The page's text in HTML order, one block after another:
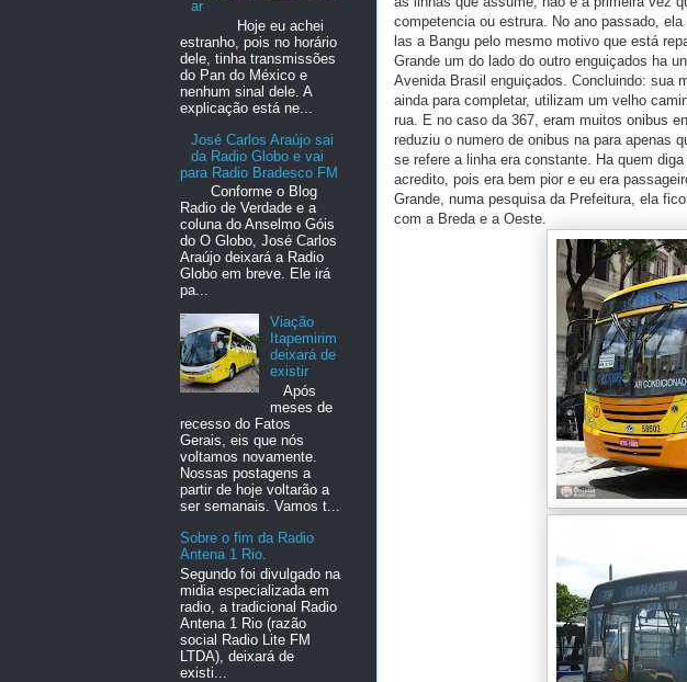
competencia ou estrura. No ano passado,
las a Bangu pelo mesmo motivo que está
Grande um do lado do outro enguiçados ha
Avenida Brasil enguiçados. Concluindo: sua
ainda para completar, utilizam um velho
rua. E no caso da 367, eram muitos onibus
reduziu o numero de onibus na para apenas
se refere a linha era constante. Ha quem
acredito, pois era bem pior e eu era
Grande, numa pesquisa da Prefeitura, ela
com a Breda e a Oeste.
ar
Hoje eu achei
estranho, pois no horário
dele, tinha transmissões
do Pan do México e
nenhum sinal dele. A
explicação está ne...
José Carlos Araújo sai
da Radio Globo e vai
para Radio Bradesco FM
Conforme o Blog
Radio de Verdade e a
coluna do Anselmo Góis
do O Globo, José Carlos
Araújo deixará a Radio
Globo em breve. Ele irá
pa...
Viação
Itapemirim
deixará de
existir
Após
meses de
recesso do Fatos
Gerais, eis que nós
voltamos novamente.
Nossas postagens a
partir de hoje voltarão a
ser semanais. Vamos t...
Sobre o fim da Radio
Antena 1 Rio.
Segundo foi divulgado na
midia especializada em
radio, a tradicional Radio
Antena 1 Rio (razão
social Radio Lite FM
LTDA), deixará de
existi...